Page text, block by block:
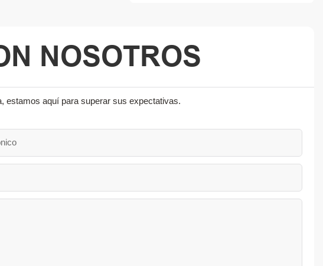
NOSOTROS
estamos aquí para superar sus expectativas.